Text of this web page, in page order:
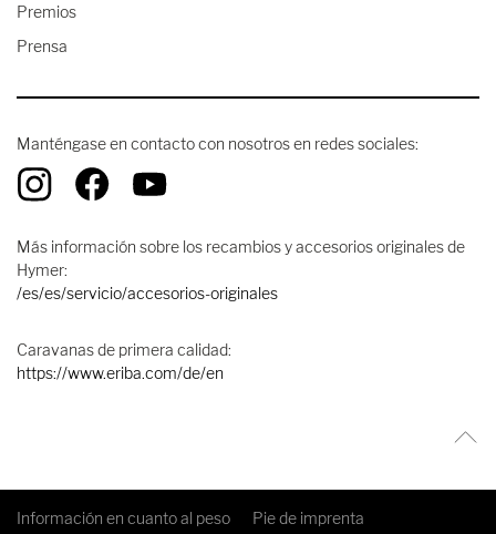
Premios
Prensa
Manténgase en contacto con nosotros en redes sociales:
Más información sobre los recambios y accesorios originales de
Hymer:
/es/es/servicio/accesorios-originales
Caravanas de primera calidad:
https://www.eriba.com/de/en
Información en cuanto al peso Pie de imprenta